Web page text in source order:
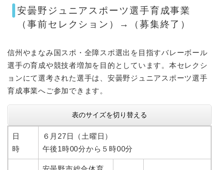
安曇野ジュニアスポーツ選手育成事業
（事前セレクション）→（募集終了）
信州やまなみ国スポ・全障スポ選出を目指すバレーボール
選手の育成や競技者増加を目的としています。本セレクシ
ョンにて選考された選手は、安曇野ジュニアスポーツ選手
育成事業へご参加できます。
表のサイズを切り替える
日
時
６月27日（土曜日）
午後1時00分から５時00分